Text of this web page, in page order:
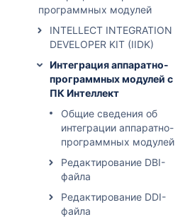
программных модулей
INTELLECT INTEGRATION
DEVELOPER KIT (IIDK)
Интеграция аппаратно-
программных модулей с
ПК Интеллект
Общие сведения об
интеграции аппаратно-
программных модулей
Редактирование DBI-
файла
Редактирование DDI-
файла